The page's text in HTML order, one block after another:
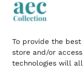
To provide the
store and/or
technologies will
en haute
après-midi
quitter